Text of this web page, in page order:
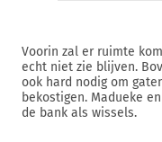
Voorin zal er ruimte
echt niet zie blijven.
ook hard nodig om
bekostigen. Madueke
de bank als wissels.